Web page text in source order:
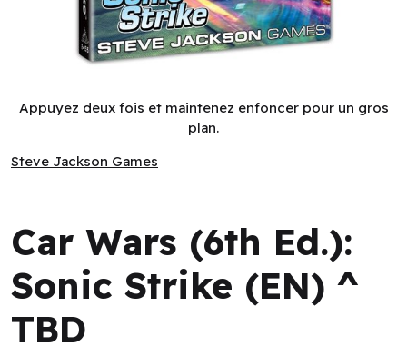
Appuyez deux fois et maintenez enfoncer pour un gros
plan.
Steve Jackson Games
Car Wars (6th Ed.):
Sonic Strike (EN) ^
TBD